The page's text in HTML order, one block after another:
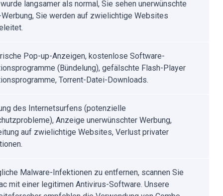
langsamer als normal, Sie sehen unerwünschte
Sie werden auf zwielichtige Websites
Pop-up-Anzeigen, kostenlose Software-
(Bündelung), gefälschte Flash-Player
Torrent-Datei-Downloads.
des Internetsurfens (potenzielle
Anzeige unerwünschter Werbung,
auf zwielichtige Websites, Verlust privater
Malware-Infektionen zu entfernen, scannen Sie
mit einer legitimen Antivirus-Software. Unsere